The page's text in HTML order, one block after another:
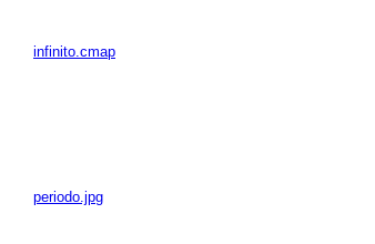
infinito.cmap
periodo.jpg